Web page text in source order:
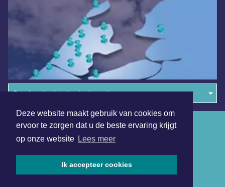
Deze website maakt gebruik van cookies om
ervoor te zorgen dat u de beste ervaring krijgt
op onze website Lees meer
Ik accepteer cookies
Overige dagbladen in de regio
Algemene voorwaarden
Disclaimer